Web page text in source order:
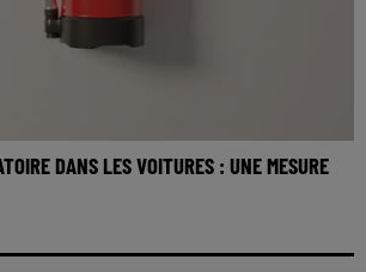
DANS LES VOITURES : UNE MESURE